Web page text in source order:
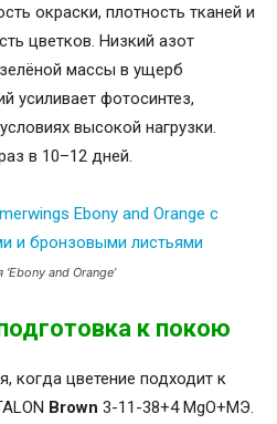
окраски, плотность тканей и
цветков. Низкий азот
массы в ущерб
усиливает фотосинтез,
высокой нагрузки.
в 10–12 дней.
and Orange’
к покою
когда цветение подходит к
Brown 3-11-38+4 MgO+МЭ.